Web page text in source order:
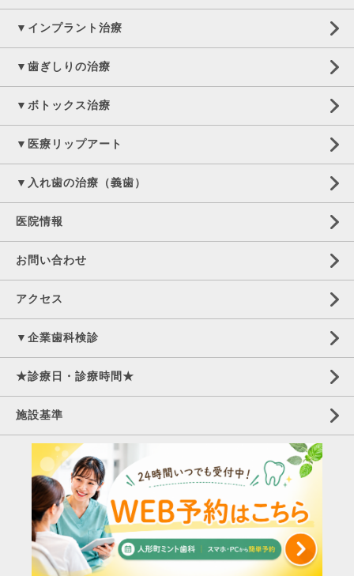
▼インプラント治療
▼歯ぎしりの治療
▼ボトックス治療
▼医療リップアート
▼入れ歯の治療（義歯）
医院情報
お問い合わせ
アクセス
▼企業歯科検診
★診療日・診療時間★
施設基準